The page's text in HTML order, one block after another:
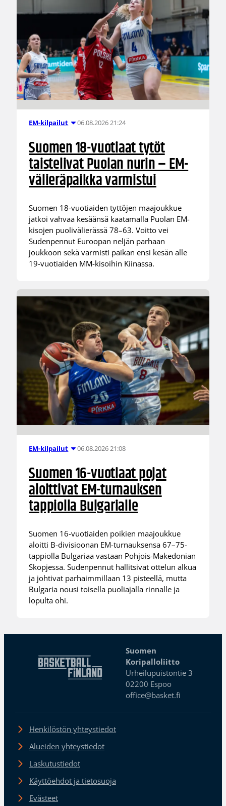
EM-kilpailut 06.08.2026 21:24
Suomen 18-vuotiaat tytöt
taistelivat Puolan nurin – EM-
välieräpaikka varmistui
Suomen 18-vuotiaiden tyttöjen maajoukkue
jatkoi vahvaa kesäänsä kaatamalla Puolan EM-
kisojen puolivälierässä 78–63. Voitto vei
Sudenpennut Euroopan neljän parhaan
joukkoon sekä varmisti paikan ensi kesän alle
19-vuotiaiden MM-kisoihin Kiinassa.
EM-kilpailut 06.08.2026 21:08
Suomen 16-vuotiaat pojat
aloittivat EM-turnauksen
tappiolla Bulgarialle
Suomen 16-vuotiaiden poikien maajoukkue
aloitti B-divisioonan EM-turnauksensa 67–75-
tappiolla Bulgariaa vastaan Pohjois-Makedonian
Skopjessa. Sudenpennut hallitsivat ottelun alkua
ja johtivat parhaimmillaan 13 pisteellä, mutta
Bulgaria nousi toisella puoliajalla rinnalle ja
lopulta ohi.
Suomen
Koripalloliitto
Urheilupuistontie 3
02200 Espoo
office@basket.fi
Henkilöstön yhteystiedot
Alueiden yhteystiedot
Laskutustiedot
Käyttöehdot ja tietosuoja
Evästeet